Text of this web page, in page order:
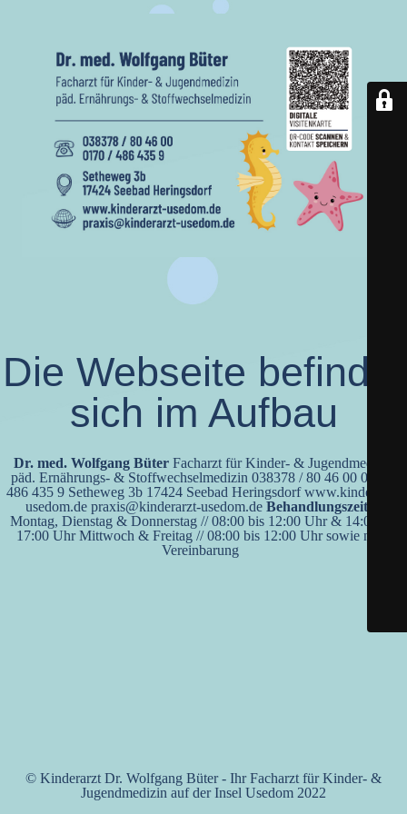
Die Webseite befindet
sich im Aufbau
Dr. med. Wolfgang BüterFacharzt für Kinder- & Jugendmedizin
päd. Ernährungs- & Stoffwechselmedizin 038378 / 80 46 00 0170 /
486 435 9 Setheweg 3b 17424 Seebad Heringsdorf www.kinderarzt-
usedom.de praxis@kinderarzt-usedom.de Behandlungszeiten
Montag, Dienstag & Donnerstag // 08:00 bis 12:00 Uhr & 14:00 bis
17:00 Uhr Mittwoch & Freitag // 08:00 bis 12:00 Uhr sowie nach
Vereinbarung
© Kinderarzt Dr. Wolfgang Büter - Ihr Facharzt für Kinder- &
Jugendmedizin auf der Insel Usedom 2022